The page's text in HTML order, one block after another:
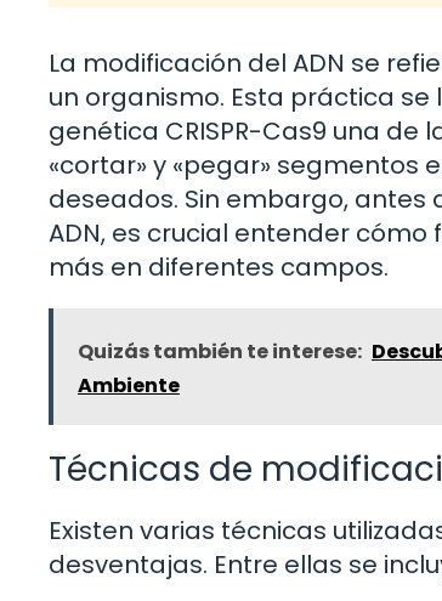
La modificación del ADN se
un organismo. Esta práctica
genética CRISPR-Cas9 una
«cortar» y «pegar» segmentos
deseados. Sin embargo, antes
ADN, es crucial entender
más en diferentes campos.
Quizás también te interese:
Ambiente
Técnicas de
Existen varias técnicas
desventajas. Entre ellas se